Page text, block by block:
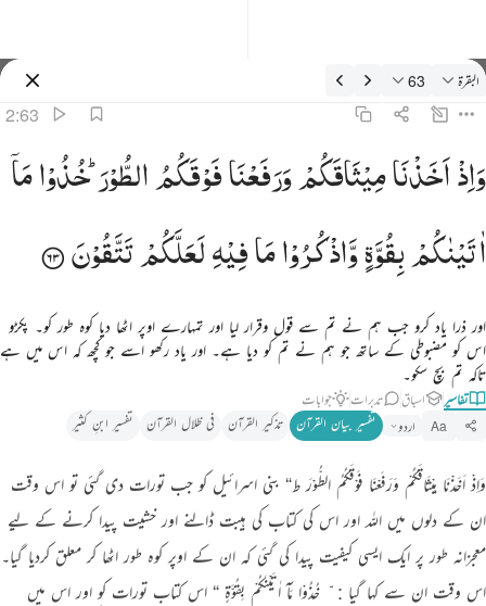
تفسیر: البقرة 2:63
البقرة 63
2:63
واذ اخذنا ميثاقكم ورفعنا فوقكم الطور خذوا ما اتيناكم بقوة واذكروا ما فيه لعلكم تتقون ٦٣
وَإِذْ أَخَذْنَا مِيثَـٰقَكُمْ وَرَفَعْنَا فَوْقَكُمُ ٱلطُّورَ خُذُوا۟ مَآ ءَاتَيْنَـٰكُم بِقُوَّةٍۢ وَٱذْكُرُوا۟ مَا فِيهِ لَعَلَّكُمْ تَتَّقُونَ ٦٣
وَاِذْاَخَذْنَامِیْثَاقَكُمْوَرَفَعْنَافَوْقَكُمُالطُّوْرَ ؕخُذُوْامَاۤ
اٰتَیْنٰكُمْبِقُوَّةٍوَّاذْكُرُوْامَافِیْهِلَعَلَّكُمْتَتَّقُوْنَ
اور ذرا یاد کرو جب ہم نے تم سے قول وقرار لیا اور تمہارے اوپر اٹھا دیا کوہ طور کو۔ پکڑو
اس کو مضبوطی کے ساتھ جو ہم نے تم کو دیا ہے۔ اور یاد رکھو اسے جو کچھ کہ اس میں ہے
تاکہ تم بچ سکو۔
تفاسیر اسباق تدبرات جوابات
Aa اردو تفسیر بیان القرآن تذکیر القرآن فی ظلال القرآن تفسیر ابنِ کثیر
وَاِذْ اَخَذْنَا مِیْثَاقَکُمْ وَرَفَعْنَا فَوْقَکُمُ الطُّوْرَ ط“ بنی اسرائیل کو جب تورات دی گئی تو اس وقت
ان کے دلوں میں اللہ اور اس کی کتاب کی ہیبت ڈالنے اور خشیت پیدا کرنے کے لیے
معجزانہ طور پر ایک ایسی کیفیت پیدا کی گئی کہ ان کے اوپر کوہ طور اٹھا کر معلق کردیا گیا۔
اس وقت ان سے کہا گیا : ّ خُذُوْا مَآ اٰتَیْنٰکُمْ بِقُوَّۃٍ “ اس کتاب تورات کو اور اس میں